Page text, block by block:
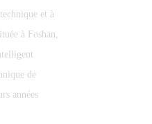
et à
à Foshan,
de
années